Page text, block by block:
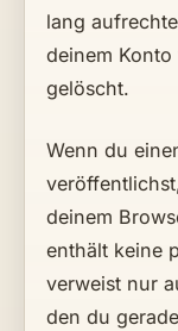
lang
deinem
gelöscht.
Wenn du
deinem
enthält keine
verweist nur
den du